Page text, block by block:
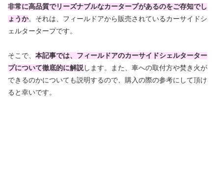
非常に高品質でリーズナブルなカータープがあるのをご存知でし
ょうか。それは、フィールドアから販売されているカーサイドシ
ェルタータープです。
そこで、 本記事では、フィールドアのカーサイドシェルターター
プについて徹底的に解説します。また、車への取付方や焚き火が
できるのかについても説明するので、購入の際の参考にして頂け
ると幸いです。